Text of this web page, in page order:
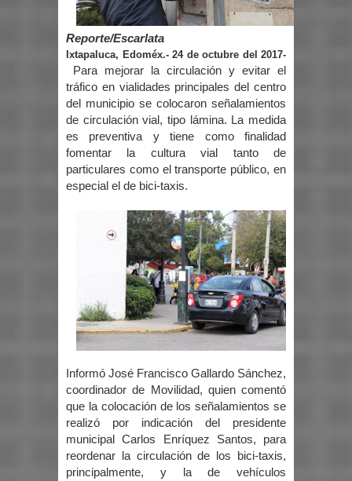
Reporte/Escarlata
Ixtapaluca, Edoméx.- 24 de octubre del 2017-
Para mejorar la circulación y evitar el
tráfico en vialidades principales del centro
del municipio se colocaron señalamientos
de circulación vial, tipo lámina. La medida
es preventiva y tiene como finalidad
fomentar la cultura vial tanto de
particulares como el transporte público, en
especial el de bici-taxis.
Informó José Francisco Gallardo Sánchez,
coordinador de Movilidad, quien comentó
que la colocación de los señalamientos se
realizó por indicación del presidente
municipal Carlos Enríquez Santos, para
reordenar la circulación de los bici-taxis,
principalmente, y la de vehículos